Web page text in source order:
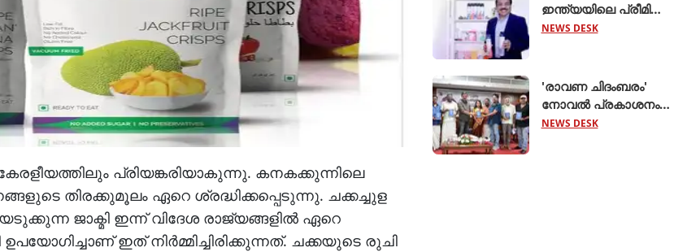
പ്രിയങ്കരിയാകുന്നു. കനകക്കുന്നിലെ
തിരക്കുമൂലം ഏറെ ശ്രദ്ധിക്കപ്പെടുന്നു. ചക്കച്ചുള
ജാക്മി ഇന്ന് വിദേശ രാജ്യങ്ങളിൽ ഏറെ
ഇത് നിർമ്മിച്ചിരിക്കുന്നത്. ചക്കയുടെ രുചി
ഇന്ത്യയിലെ പ്രീമിയം
എയര്‍ കെയര്‍
ലണ്ടന്‍
NEWS DESK
'രാവണ ചിദംബരം'
നോവല്‍ പ്രകാശനം
ചെയ്തു
NEWS DESK